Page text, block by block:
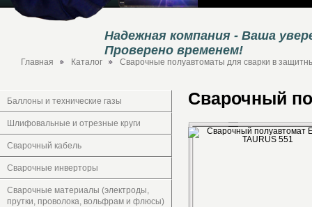
Надежная компания - Ваша
Проверено временем!
Главная Каталог Сварочные полуавтоматы для сварки в
Баллоны и технические газы
Шлифовальные и отрезные круги
Сварочный кабель
Сварочные инверторы
Сварочные материалы (электроды,
прутки, проволока, вольфрам и флюсы)
Сварочный